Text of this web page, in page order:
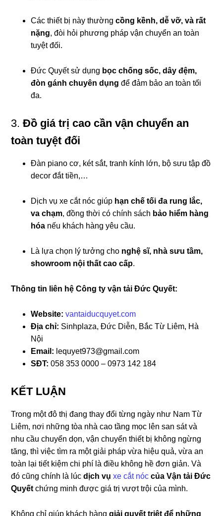
Các thiết bị này thườngcồng kềnh, dễ vỡ, và rất
nặng, đòi hỏi phương pháp vận chuyển an toàn
tuyệt đối.
Đức Quyết sử dụng bọc chống sốc, dây đệm,
đòn gánh chuyên dụng để đảm bảo an toàn tối
đa.
3.Đồ giá trị cao cần vận chuyển an
toàn tuyệt đối
Đàn piano cơ, két sắt, tranh kính lớn, bộ sưu tập đồ
decor đắt tiền,…
Dịch vụ xe cắt nóc giúp hạn chế tối đa rung lắc,
va chạm, đồng thời có chính sách bảo hiểm hàng
hóa nếu khách hàng yêu cầu.
Là lựa chọn lý tưởng cho nghệ sĩ, nhà sưu tầm,
showroom nội thất cao cấp.
Thông tin liên hệ Công ty vận tải Đức Quyết:
Website: vantaiducquyet.com
Địa chỉ: Sinhplaza, Đức Diễn, Bắc Từ Liêm, Hà
Nội
Email: lequyet973@gmail.com
SĐT: 058 353 0000 – 0973 142 184
KẾT LUẬN
Trong một đô thị đang thay đổi từng ngày như Nam Từ
Liêm, nơi những tòa nhà cao tầng mọc lên san sát và
nhu cầu chuyển dọn, vận chuyển thiết bị không ngừng
tăng, thì việc tìm ra một giải pháp vừa hiệu quả, vừa an
toàn lại tiết kiệm chi phí là điều không hề đơn giản. Và
đó cũng chính là lúcdịch vụxe cắt nóc của Vận tải Đức
Quyết chứng minh được giá trị vượt trội của mình.
Không chỉ giúp khách hànggiải quyết triệt để những